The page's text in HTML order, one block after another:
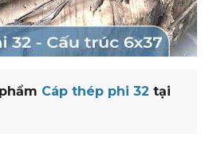
Cáp thép phi 32 tại